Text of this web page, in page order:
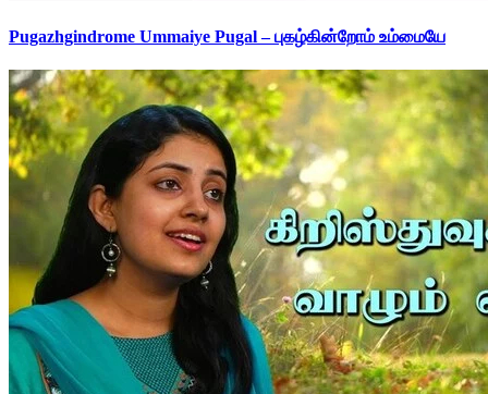
Pugazhgindrome Ummaiye Pugal – புகழ்கின்றோம் உம்மையே